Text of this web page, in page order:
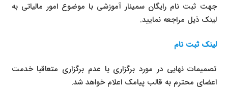
جهت ثبت نام رایگان سمینار آموزشی با موضوع امور مالیاتی به
لینک ذیل مراجعه نمایید.
لینک ثبت نام
تصمیمات نهایی در مورد برگزاری یا عدم برگزاری متعاقبا خدمت
اعضای محترم به قالب پیامک اعلام خواهد شد.